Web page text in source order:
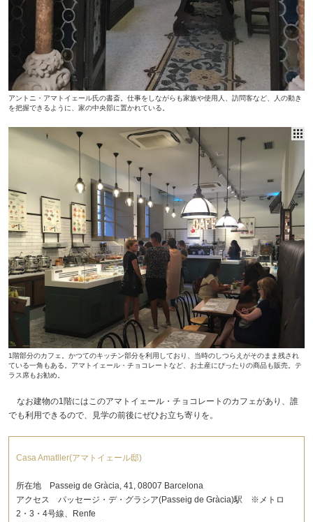
アントニ・アマトイェール氏の書斎。仕事をしながらも家族や使用人、訪問客など、人の動き
を把握できるように、家の中央部に置かれている。
1階部分のカフェ。かつてのキッチン部分を利用しており、当時のしつらえがそのまま残され
ている一角もある。アマトイェール・チョコレートなど、お土産にぴったりの商品も販売。テ
ラス席もお勧め。
なお建物の1階にはこのアマトイェール・チョコレートのカフェがあり、誰
でも利用できるので、見学の前後にぜひお立ち寄りを。
Casa Amatller(アマトイェール邸)
所在地 Passeig de Gràcia, 41, 08007 Barcelona
アクセス パッセージ・デ・グラシア(Passeig de Gràcia)駅 ※メトロ
2・3・4号線、Renfe